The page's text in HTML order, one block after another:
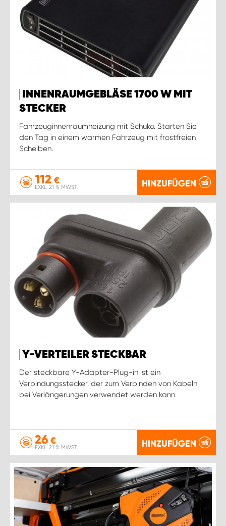
INNENRAUMGEBLÄSE 1700 W MIT
STECKER
Fahrzeuginnenraumheizung mit Schuko. Starten Sie
den Tag in einem warmen Fahrzeug mit frostfreien
Scheiben.
112 €
EXKL. 21 % MWST. HINZUFÜGEN
Y-VERTEILER STECKBAR
Der steckbare Y-Adapter-Plug-in ist ein
Verbindungsstecker, der zum Verbinden von Kabeln
bei Verlängerungen verwendet werden kann.
26 €
EXKL. 21 % MWST. HINZUFÜGEN